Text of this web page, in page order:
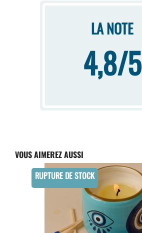
LA NOTE
4,8/5
VOUS AIMEREZ AUSSI
RUPTURE DE STOCK